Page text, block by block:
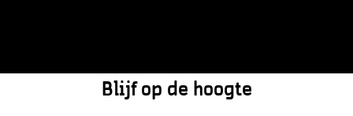
Blijf op de hoogte